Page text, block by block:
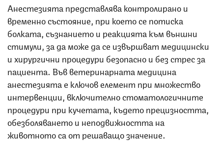
Анестезията представлява контролирано и
временно състояние, при което се потиска
болката, съзнанието и реакцията към външни
стимули, за да може да се извършват медицински
и хирургични процедури безопасно и без стрес за
пациента. Във ветеринарната медицина
анестезията е ключов елемент при множество
интервенции, включително стоматологичните
процедури при кучетата, където прецизността,
обезболяването и неподвижността на
животното са от решаващо значение.